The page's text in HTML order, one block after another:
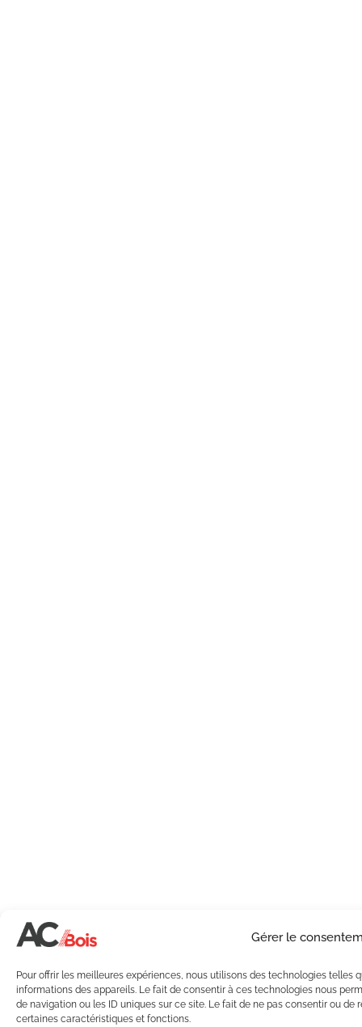
Gérer le
Pour offrir les meilleures expériences, nous utilisons des technologies
informations des appareils. Le fait de consentir à ces technologies nous
de navigation ou les ID uniques sur ce site. Le fait de ne pas consentir ou
certaines caractéristiques et fonctions.